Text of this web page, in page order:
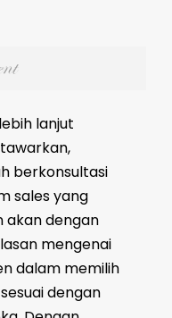
lanjut
berkonsultasi
sales yang
dengan
mengenai
dalam memilih
dengan